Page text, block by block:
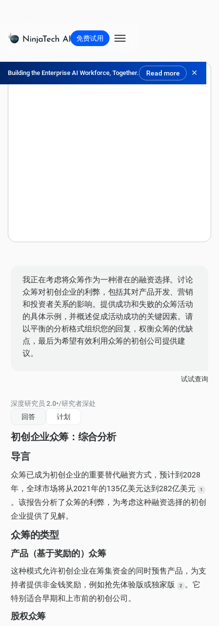
Building the Enterprise AI Workforce, Together. Read more ✕
免费试用
我正在考虑将众筹作为一种潜在的融资选择。讨论
众筹对初创企业的利弊，包括其对产品开发、营销
和投资者关系的影响。提供成功和失败的众筹活动
的具体示例，并概述促成活动成功的关键因素。请
以平衡的分析格式组织您的回复，权衡众筹的优缺
点，最后为希望有效利用众筹的初创公司提供建
议。
试试查询
深度研究员 2.0•/研究者深处
回答
计划
初创企业众筹：综合分析
导言
众筹已成为初创企业的重要替代融资方式，预计到2028
年，全球市场将从2021年的135亿美元达到282亿美元
1
。该报告分析了众筹的利弊，为考虑这种融资选择的初创
企业提供了见解。
众筹的类型
产品（基于奖励的）众筹
这种模式允许初创企业在筹集资金的同时预售产品，为支
持者提供非金钱奖励，例如抢先体验版或独家版
2
。它
特别适合早期和上市前的初创公司。
股权众筹